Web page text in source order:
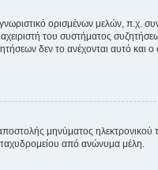
ορισμένων μελών, π.χ.
του συστήματος
δεν το ανέχονται αυτό και ο
μηνύματος ηλεκτρονικού
ταχυδρομείου από ανώνυμα μέλη.